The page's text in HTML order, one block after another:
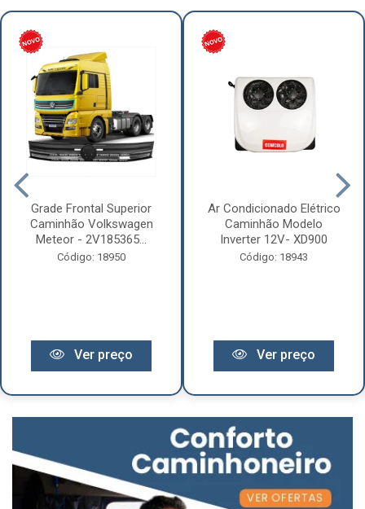
Grade Frontal Superior
Caminhão Volkswagen
Meteor - 2V185365...
Código: 18950
Ver preço
Ar Condicionado Elétrico
Caminhão Modelo
Inverter 12V- XD900
Código: 18943
Ver preço